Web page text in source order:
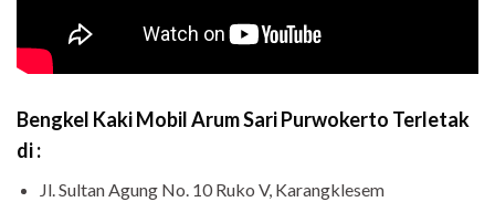
Bengkel Kaki Mobil Arum Sari Purwokerto Terletak
di :
Jl. Sultan Agung No. 10 Ruko V, Karangklesem